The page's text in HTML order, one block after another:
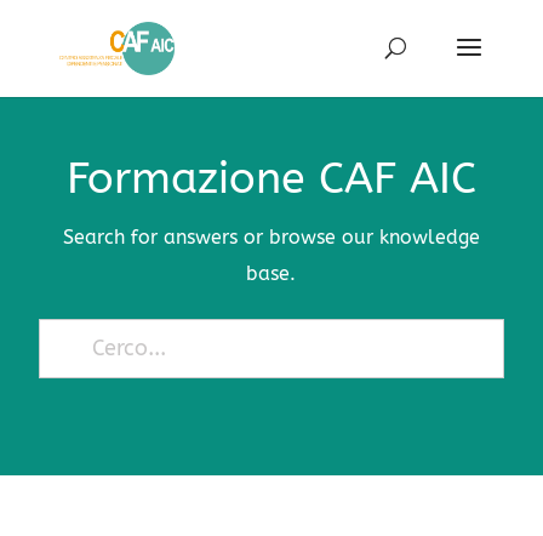
Formazione CAF AIC
Search for answers or browse our knowledge
base.